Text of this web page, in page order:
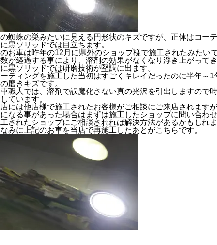
蜘蛛の巣みたいに見える円形状のキズですが、正体はコー
黒ソリッドでは目立ちます。
お車は昨年の12月に県外のショップ様で施工されたみたい
が経過する事により、溶剤の効果がなくなり浮き上がって
黒ソリッドでは研磨技術が堅調に出ます。
ティングを施工した当初はすごくキレイだったのに半年～
磨きキズです。
職人では、溶剤で誤魔化さない真の光沢を引出しますので
ています。
には他店様で施工されたお客様がご相談にご来店されます
なる事があった場合はまずは施工したショップに問い合わ
されたショップにご相談されれば解決方法があるかもしれ
みに上記のお車を当店で再施工したあとがこちらです。